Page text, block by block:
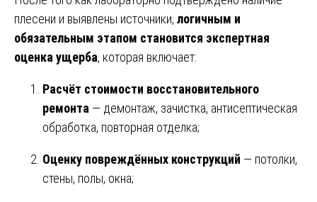
плесени и выявлены источники, логичным и
обязательным этапом становится экспертная
оценка ущерба, которая включает:
Расчёт стоимости восстановительного
ремонта — демонтаж, зачистка, антисептическая
обработка, повторная отделка;
Оценку повреждённых конструкций — потолки,
стены, полы, окна;